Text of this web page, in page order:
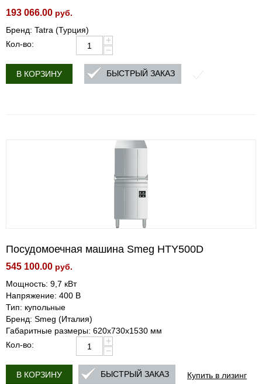
193 066.00 руб.
Бренд: Tatra (Турция)
Кол-во:
+
−
В КОРЗИНУ БЫСТРЫЙ ЗАКАЗ
Посудомоечная машина Smeg HTY500D
545 100.00 руб.
Мощность: 9,7 кВт
Напряжение: 400 В
Тип: купольные
Бренд: Smeg (Италия)
Габаритные размеры: 620x730x1530 мм
Кол-во:
+
−
В КОРЗИНУ Купить в лизинг
БЫСТРЫЙ ЗАКАЗ